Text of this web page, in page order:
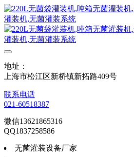
地址：
上海市松江区新桥镇新拓路409号
联系电话
021-60518387
微信13621865316
QQ1837258586
无菌灌装设备厂家